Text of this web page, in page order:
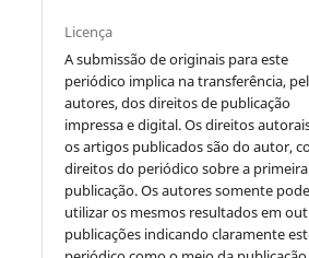
Licença
A submissão de originais para este
periódico implica na transferência,
autores, dos direitos de publicação
impressa e digital. Os direitos
os artigos publicados são do autor,
direitos do periódico sobre a primeira
publicação. Os autores somente
utilizar os mesmos resultados em
publicações indicando claramente